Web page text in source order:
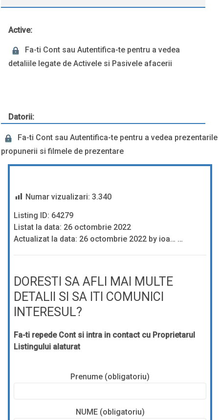
Active:
Fa-ti Cont sau Autentifica-te pentru a vedea
detaliile legate de Activele si Pasivele afacerii
Datorii:
Fa-ti Cont sau Autentifica-te pentru a vedea prezentarile
propunerii si filmele de prezentare
Numar vizualizari: 3.340
Listing ID: 64279
Listat la data: 26 octombrie 2022
Actualizat la data: 26 octombrie 2022 by ioa… …
DORESTI SA AFLI MAI MULTE
DETALII SI SA ITI COMUNICI
INTERESUL?
Fa-ti repede Cont si intra in contact cu Proprietarul
Listingului alaturat
Prenume (obligatoriu)
NUME (obligatoriu)